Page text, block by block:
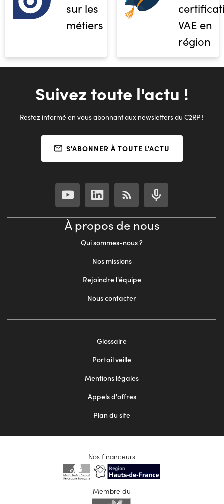
sur les
métiers
VAE en
région
Suivez toute l'actu !
Restez informé en vous abonnant aux newsletters du C2RP !
S'ABONNER À TOUTE L'ACTU
À propos de nous
Qui sommes-nous ?
Nos missions
Rejoindre l'équipe
Nous contacter
Glossaire
Portail veille
Mentions légales
Appels d'offres
Plan du site
Nos financeurs
Membre du